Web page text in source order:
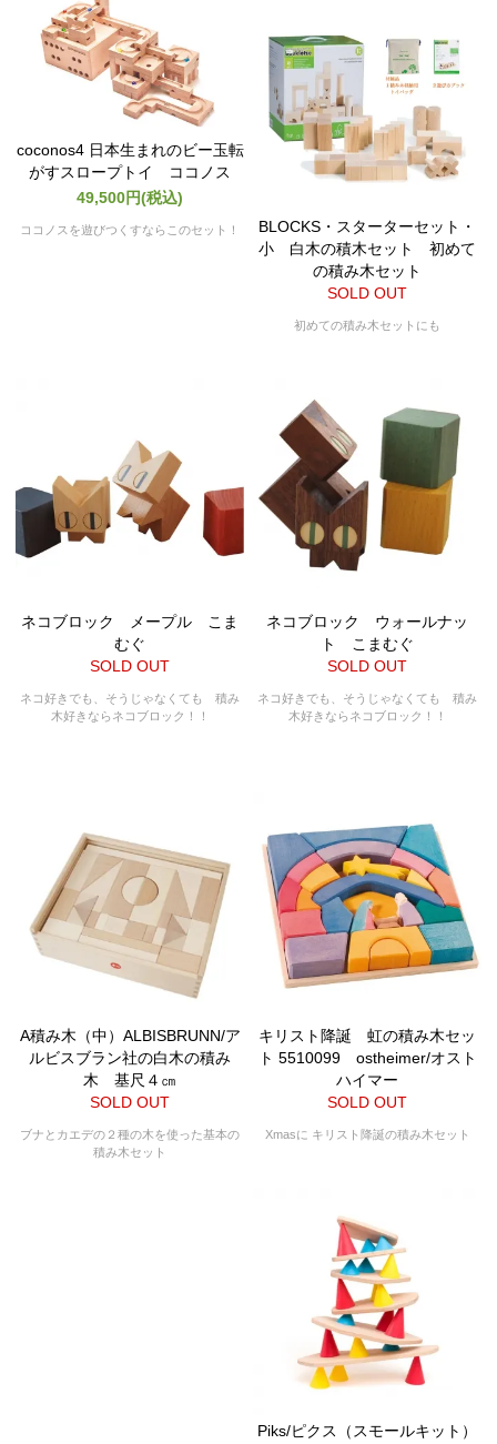
coconos4 日本生まれのビー玉転
がすスロープトイ ココノス
49,500円(税込)
ココノスを遊びつくすならこのセット！
BLOCKS・スターターセット・
小 白木の積木セット 初めて
の積み木セット
SOLD OUT
初めての積み木セットにも
ネコブロック メープル こま
むぐ
SOLD OUT
ネコ好きでも、そうじゃなくても 積み
木好きならネコブロック！！
ネコブロック ウォールナッ
ト こまむぐ
SOLD OUT
ネコ好きでも、そうじゃなくても 積み
木好きならネコブロック！！
A積み木（中）ALBISBRUNN/ア
ルビスブラン社の白木の積み
木 基尺４㎝
SOLD OUT
ブナとカエデの２種の木を使った基本の
積み木セット
キリスト降誕 虹の積み木セッ
ト 5510099 ostheimer/オスト
ハイマー
SOLD OUT
Xmasに キリスト降誕の積み木セット
Piks/ピクス（スモールキット）